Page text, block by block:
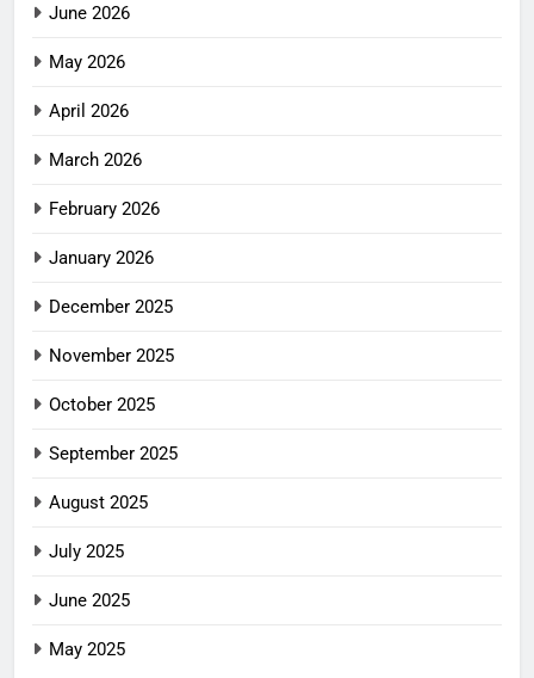
June 2026
May 2026
April 2026
March 2026
February 2026
January 2026
December 2025
November 2025
October 2025
September 2025
August 2025
July 2025
June 2025
May 2025